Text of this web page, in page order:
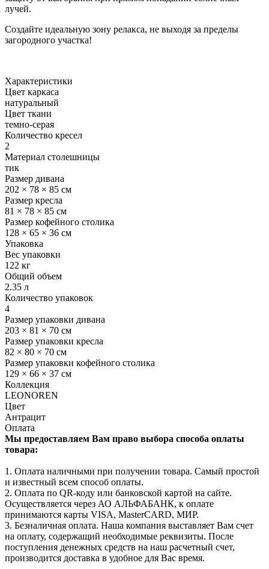
лучей.
Создайте идеальную зону релакса, не выходя за пределы
загородного участка!
Характеристики
Цвет каркаса
натуральный
Цвет ткани
темно-серая
Количество кресел
2
Материал столешницы
тик
Размер дивана
202 × 78 × 85 см
Размер кресла
81 × 78 × 85 см
Размер кофейного столика
128 × 65 × 36 см
Упаковка
Вес упаковки
122 кг
Общий объем
2.35 л
Количество упаковок
4
Размер упаковки дивана
203 × 81 × 70 см
Размер упаковки кресла
82 × 80 × 70 см
Размер упаковки кофейного столика
129 × 66 × 37 см
Коллекция
LEONOREN
Цвет
Антрацит
Оплата
Мы предоставляем Вам право выбора способа оплаты
товара:
1. Оплата наличными при получении товара. Самый простой
и известный всем способ оплаты.
2. Оплата по QR-коду или банковской картой на сайте.
Осуществляется через АО АЛЬФАБАНК, к оплате
принимаются карты VISA, MasterCARD, МИР.
3. Безналичная оплата. Наша компания выставляет Вам счет
на оплату, содержащий необходимые реквизиты. После
поступления денежных средств на наш расчетный счет,
производится доставка в удобное для Вас время.